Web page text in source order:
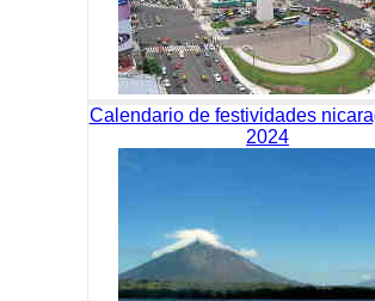
Calendario de festividades
2024